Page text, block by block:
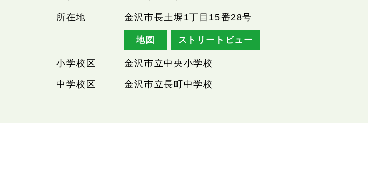
所在地 金沢市長土塀1丁目15番28号
地図 ストリートビュー
小学校区 金沢市立中央小学校
中学校区 金沢市立長町中学校